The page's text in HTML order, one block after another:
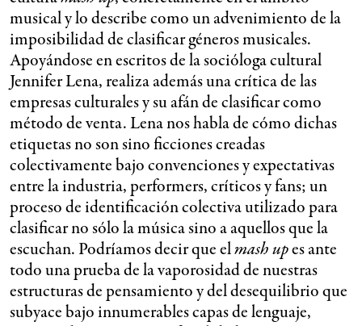
musical y lo describe como un advenimiento de la
imposibilidad de clasificar géneros musicales.
Apoyándose en escritos de la socióloga cultural
Jennifer Lena, realiza además una crítica de las
empresas culturales y su afán de clasificar como
método de venta. Lena nos habla de cómo dichas
etiquetas no son sino ficciones creadas
colectivamente bajo convenciones y expectativas
entre la industria, performers, críticos y fans; un
proceso de identificación colectiva utilizado para
clasificar no sólo la música sino a aquellos que la
escuchan. Podríamos decir que elmash upes ante
todo una prueba de la vaporosidad de nuestras
estructuras de pensamiento y del desequilibrio que
subyace bajo innumerables capas de lenguaje,